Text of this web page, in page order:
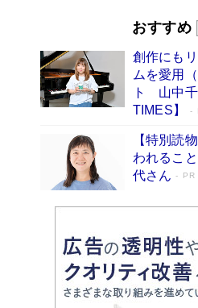
「『火垂るの墓』は、大
続けた“自責の念”とは…「
い」監督が徹底的にこだ
戦争の記憶
Book Bang
おすすめ
創作にも
ムを愛用
ト 山中
TIMES】
【特別読
われるこ
代さん
PR